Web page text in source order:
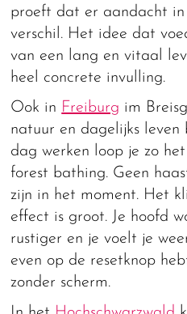
proeft dat er aandacht
verschil. Het idee dat
van een lang en vitaal
heel concrete invulling.
Ook in Freiburg im
natuur en dagelijks
dag werken loop je zo
forest bathing. Geen
zijn in het moment. Het
effect is groot. Je hoofd
rustiger en je voelt je
even op de resetknop
zonder scherm.